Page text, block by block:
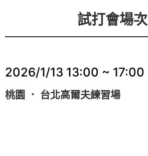
試打會場次
2026/1/13 13:00 ~ 17:00
桃園 ． 台北高爾夫練習場